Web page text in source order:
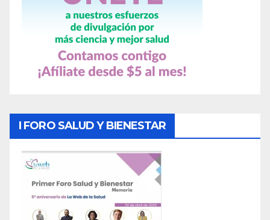
I FORO SALUD Y BIENESTAR